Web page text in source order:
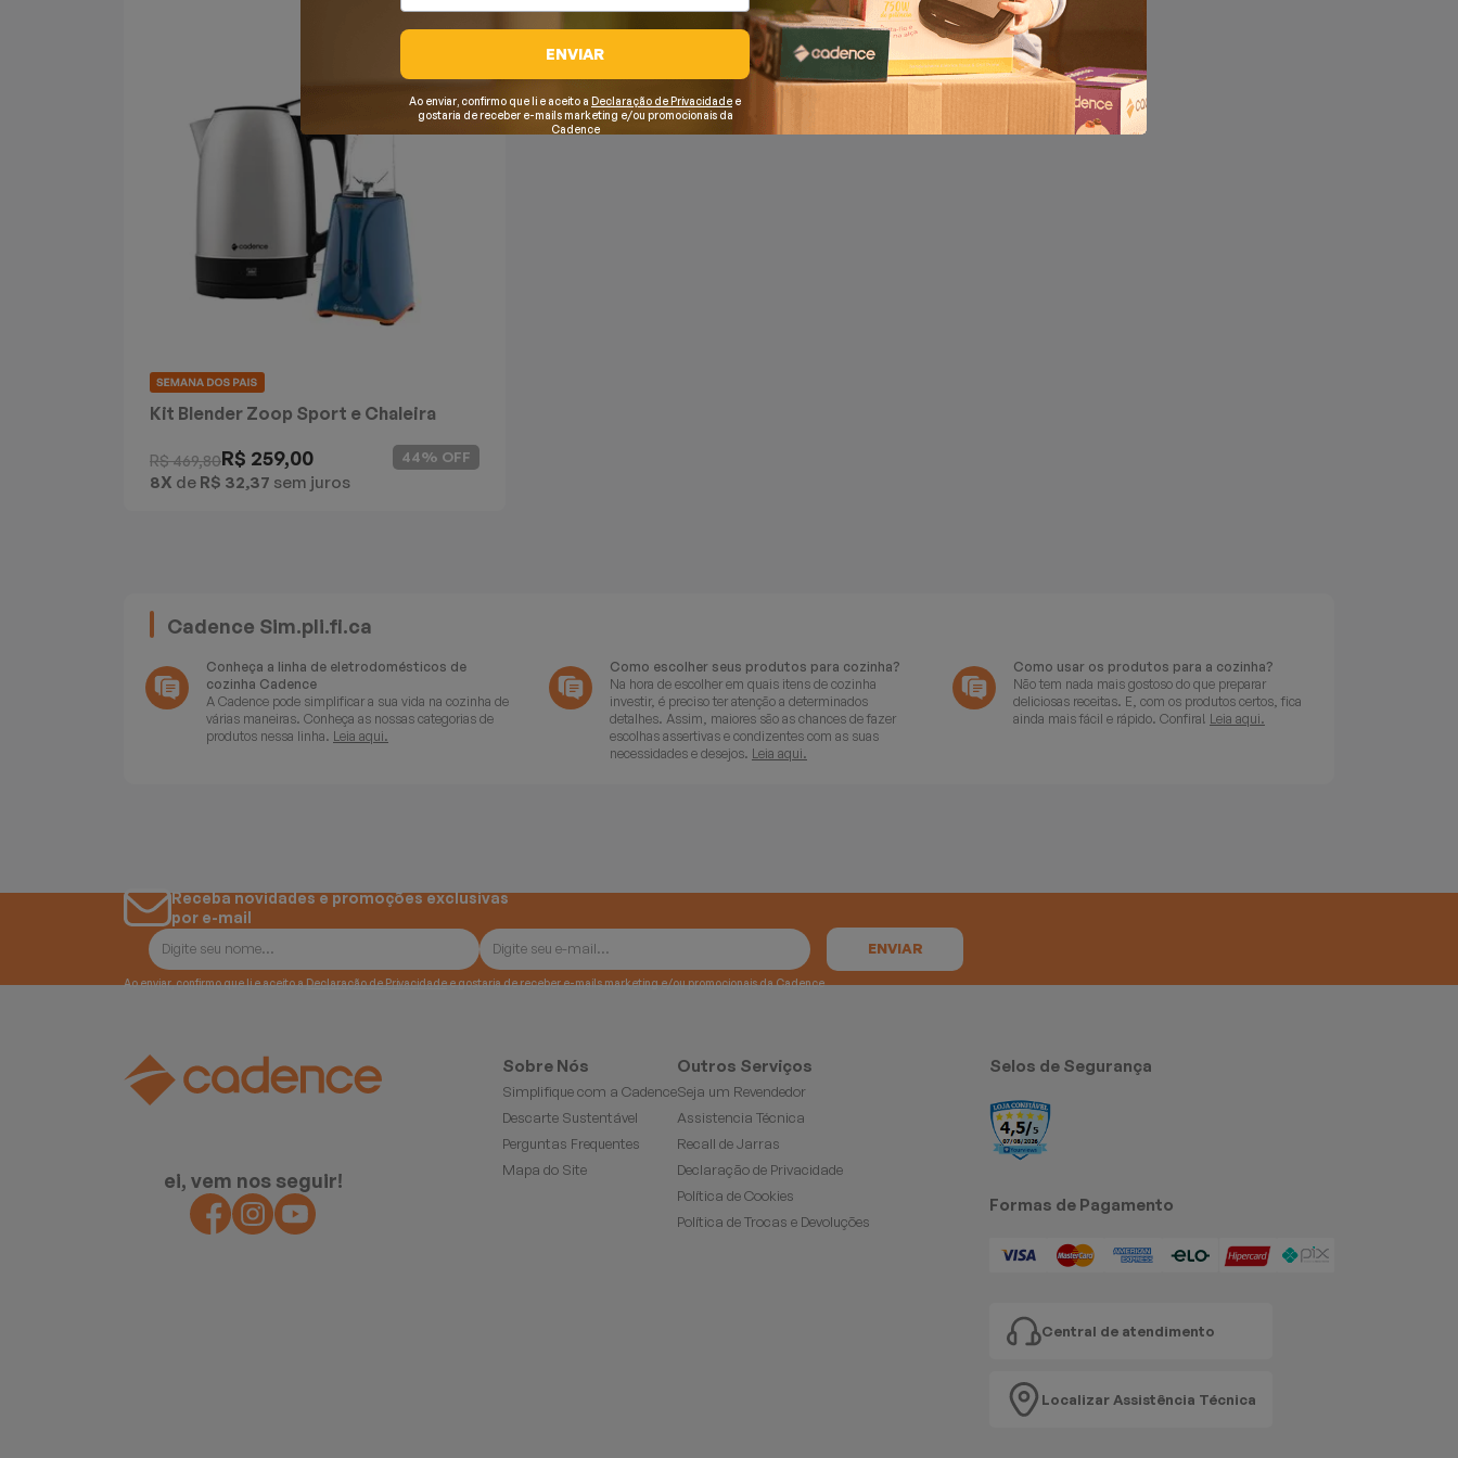
Kit Blender Zoop Sport e Chaleira
R$ 469,80R$ 259,00
8X de R$ 32,37 sem juros
44% OFF
Cadence Sim.pli.fi.ca
Conheça a linha de eletrodomésticos de
cozinha Cadence
A Cadence pode simplificar a sua vida na cozinha de
várias maneiras. Conheça as nossas categorias de
produtos nessa linha. Leia aqui.
Como escolher seus produtos para cozinha?
Na hora de escolher em quais itens de cozinha
investir, é preciso ter atenção a determinados
detalhes. Assim, maiores são as chances de fazer
escolhas assertivas e condizentes com as suas
necessidades e desejos. Leia aqui.
Como usar os produtos para a cozinha?
Não tem nada mais gostoso do que preparar
deliciosas receitas. E, com os produtos certos, fica
ainda mais fácil e rápido. Confira! Leia aqui.
Receba novidades e promoções exclusivas
por e-mail
Ao enviar, confirmo que li e aceito a Declaração de Privacidade e gostaria de receber e-mails marketing e/ou promocionais da Cadence
ei, vem nos seguir!
Sobre Nós
Simplifique com a Cadence
Descarte Sustentável
Perguntas Frequentes
Mapa do Site
Outros Serviços
Seja um Revendedor
Assistencia Técnica
Recall de Jarras
Declaração de Privacidade
Política de Cookies
Política de Trocas e Devoluções
Selos de Segurança
Formas de Pagamento
Central de atendimento
Localizar Assistência Técnica
ENVIAR
Ao enviar, confirmo que li e aceito a Declaração de Privacidade e
gostaria de receber e-mails marketing e/ou promocionais da
Cadence